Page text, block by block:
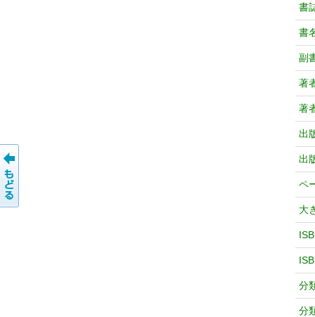
書
書
副
著
著
出
出
ペ
大
分
分